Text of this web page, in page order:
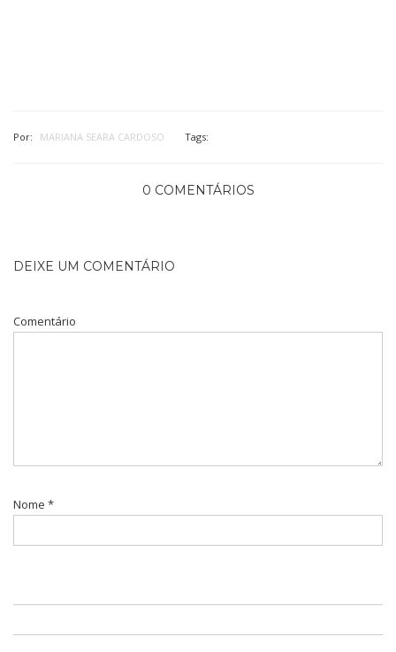
Por: MARIANA SEARA CARDOSO Tags:
0 COMENTÁRIOS
DEIXE UM COMENTÁRIO
Comentário
Nome *